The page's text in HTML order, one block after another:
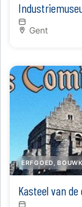
Gent
ERFGOED,
Kasteel van